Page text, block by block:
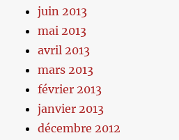
juin 2013
mai 2013
avril 2013
mars 2013
février 2013
janvier 2013
décembre 2012